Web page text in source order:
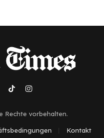
TikTokInstagram
Rechte vorbehalten.
Kontakt